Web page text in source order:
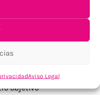
Aviso Legal
objetivo